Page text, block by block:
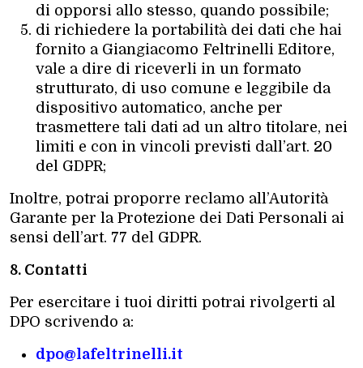
di opporsi allo stesso, quando possibile;
di richiedere la portabilità dei dati che hai
fornito a Giangiacomo Feltrinelli Editore,
vale a dire di riceverli in un formato
strutturato, di uso comune e leggibile da
dispositivo automatico, anche per
trasmettere tali dati ad un altro titolare, nei
limiti e con in vincoli previsti dall’art. 20
del GDPR;
Inoltre, potrai proporre reclamo all’Autorità
Garante per la Protezione dei Dati Personali ai
sensi dell’art. 77 del GDPR.
8. Contatti
Per esercitare i tuoi diritti potrai rivolgerti al
DPO scrivendo a:
dpo@lafeltrinelli.it